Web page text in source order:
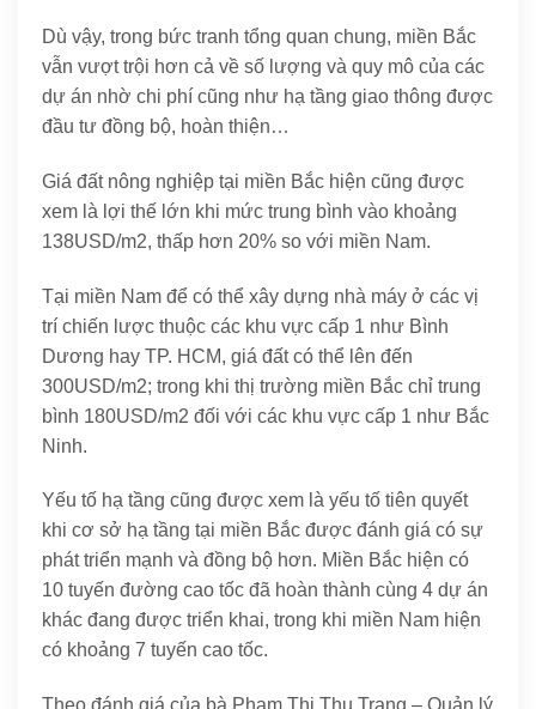
Dù vậy, trong bức tranh tổng quan chung, miền Bắc
vẫn vượt trội hơn cả về số lượng và quy mô của các
dự án nhờ chi phí cũng như hạ tầng giao thông được
đầu tư đồng bộ, hoàn thiện…
Giá đất nông nghiệp tại miền Bắc hiện cũng được
xem là lợi thế lớn khi mức trung bình vào khoảng
138USD/m2, thấp hơn 20% so với miền Nam.
Tại miền Nam để có thể xây dựng nhà máy ở các vị
trí chiến lược thuộc các khu vực cấp 1 như Bình
Dương hay TP. HCM, giá đất có thể lên đến
300USD/m2; trong khi thị trường miền Bắc chỉ trung
bình 180USD/m2 đối với các khu vực cấp 1 như Bắc
Ninh.
Yếu tố hạ tầng cũng được xem là yếu tố tiên quyết
khi cơ sở hạ tầng tại miền Bắc được đánh giá có sự
phát triển mạnh và đồng bộ hơn. Miền Bắc hiện có
10 tuyến đường cao tốc đã hoàn thành cùng 4 dự án
khác đang được triển khai, trong khi miền Nam hiện
có khoảng 7 tuyến cao tốc.